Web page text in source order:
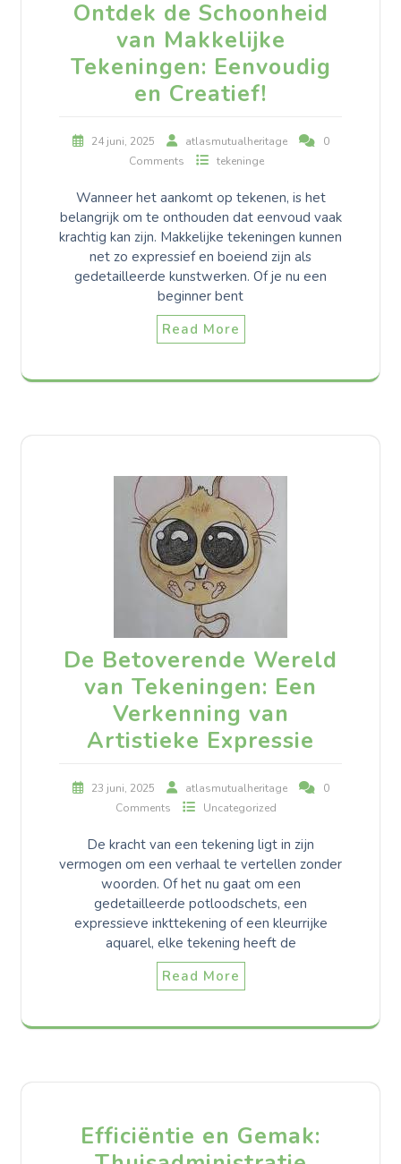
Ontdek de Schoonheid
van Makkelijke
Tekeningen: Eenvoudig
en Creatief!
24 juni, 2025 atlasmutualheritage
0
Comments
tekeninge
Wanneer het aankomt op tekenen, is het
belangrijk om te onthouden dat eenvoud vaak
krachtig kan zijn. Makkelijke tekeningen kunnen
net zo expressief en boeiend zijn als
gedetailleerde kunstwerken. Of je nu een
beginner bent
Read More
De Betoverende Wereld
van Tekeningen: Een
Verkenning van
Artistieke Expressie
23 juni, 2025 atlasmutualheritage
0
Comments
Uncategorized
De kracht van een tekening ligt in zijn
vermogen om een verhaal te vertellen zonder
woorden. Of het nu gaat om een
gedetailleerde potloodschets, een
expressieve inkttekening of een kleurrijke
aquarel, elke tekening heeft de
Read More
Efficiëntie en Gemak: